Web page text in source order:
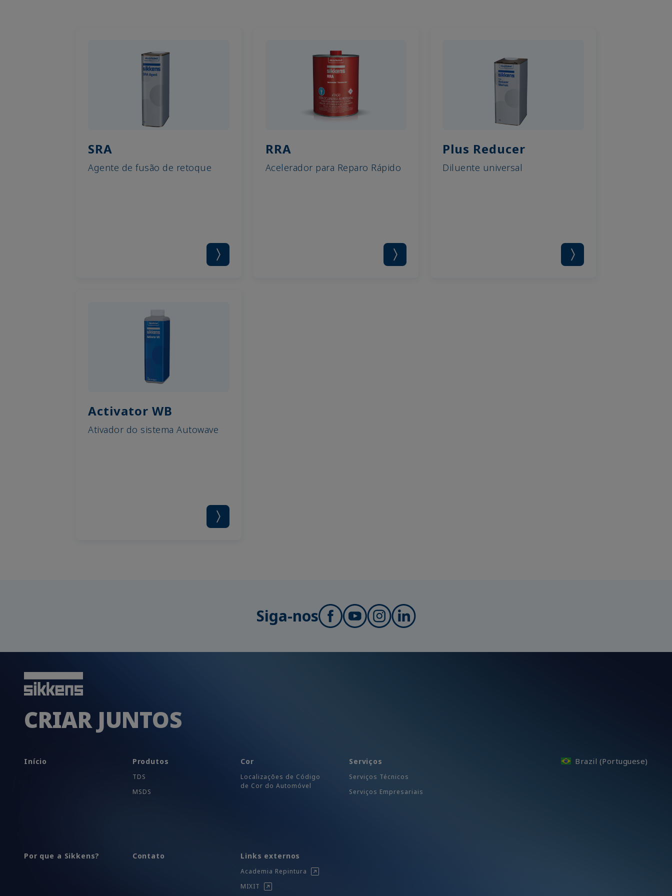
SRA
Agente de fusão de retoque
RRA
Acelerador para Reparo Rápido
Plus Reducer
Diluente universal
Activator WB
Ativador do sistema Autowave
Siga-nos
CRIAR JUNTOS
Início Produtos
TDS
MSDS
Cor
Localizações de Código
de Cor do Automóvel
Serviços
Serviços Técnicos
Serviços Empresariais
Por que a Sikkens? Contato Links externos
Academia Repintura
MIXIT
Brazil (Portuguese)